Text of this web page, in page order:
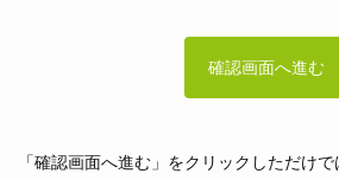
「確認画面へ進む」をクリックしただけで